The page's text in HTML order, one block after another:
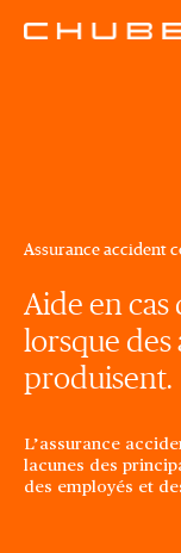
Assurance accident
Aide en
lorsque des
produisent.
L’assurance
lacunes des
des employés et